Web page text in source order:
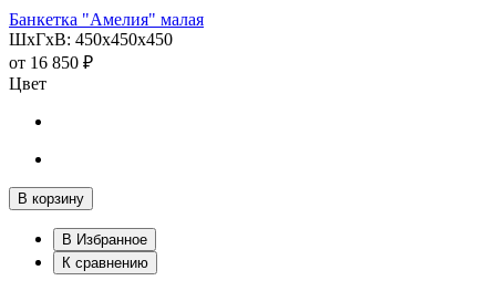
Банкетка "Амелия" малая
ШхГхВ: 450х450х450
от 16 850 ₽
Цвет
В корзину
В Избранное
К сравнению